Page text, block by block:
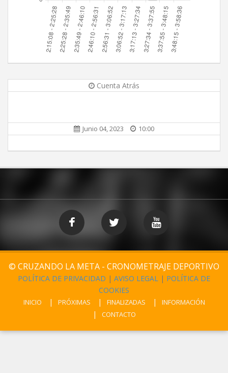
Cuenta Atrás
Junio 04, 2023 10:00
© CRUZANDO LA META - CRONOMETRAJE DEPORTIVO
POLÍTICA DE PRIVACIDAD | AVISO LEGAL | POLÍTICA DE
COOKIES
INICIO PRÓXIMAS FINALIZADAS
INFORMACIÓN
CONTACTO